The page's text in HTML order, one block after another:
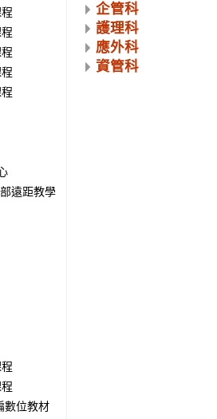
企管科
護理科
應外科
資管科
遠距教學
數位教材